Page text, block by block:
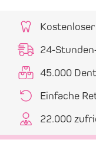
24-
45.000
Einfache
22.000